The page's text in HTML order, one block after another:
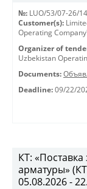
№: LUO/53/07-26/
Customer(s):
Operating
Organizer of
Uzbekistan
Documents:
Deadline: 09/22/
КТ:
арматуры»
05.08.2026 -